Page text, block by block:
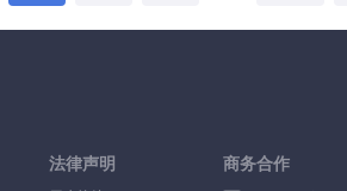
法律声明 商务合作